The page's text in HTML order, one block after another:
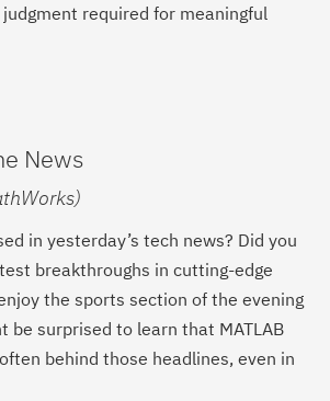
required for meaningful
News
in yesterday’s tech news? Did you
breakthroughs in cutting-edge
the sports section of the evening
be surprised to learn that MATLAB
behind those headlines, even in